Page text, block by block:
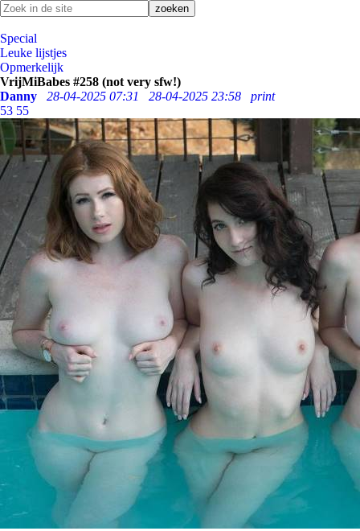
Special
Leuke lijstjes
Opmerkelijk
VrijMiBabes #258 (not very sfw!)
Danny
28-04-2025 07:31 28-04-2025 23:58
print
53 55